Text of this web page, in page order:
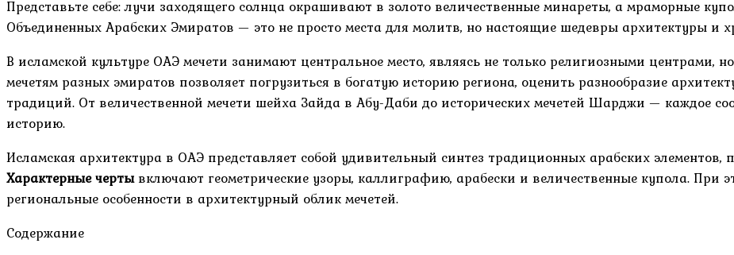
Представьте себе: лучи заходящего солнца окрашивают в золото величественные минареты, а мраморные
Объединенных Арабских Эмиратов — это не просто места для молитв, но настоящие шедевры архитектуры и
В исламской культуре ОАЭ мечети занимают центральное место, являясь не только религиозными центрами,
мечетям разных эмиратов позволяет погрузиться в богатую историю региона, оценить разнообразие
традиций. От величественной мечети шейха Зайда в Абу-Даби до исторических мечетей Шарджи — каждое
историю.
Исламская архитектура в ОАЭ представляет собой удивительный синтез традиционных арабских элементов,
Характерные чертывключают геометрические узоры, каллиграфию, арабески и величественные купола. При
региональные особенности в архитектурный облик мечетей.
Содержание